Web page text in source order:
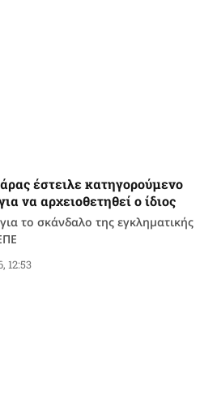
έστειλε κατηγορούμενο
να αρχειοθετηθεί ο ίδιος
το σκάνδαλο της εγκληματικής
12:53